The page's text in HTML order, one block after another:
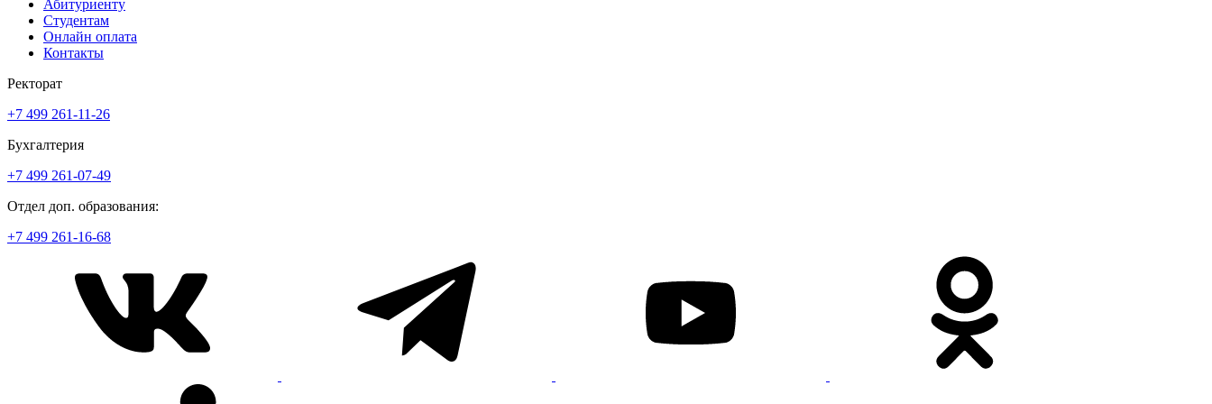
Абитуриенту
Студентам
Онлайн оплата
Контакты
Ректорат
+7 499 261-11-26
Бухгалтерия
+7 499 261-07-49
Отдел доп. образования:
+7 499 261-16-68